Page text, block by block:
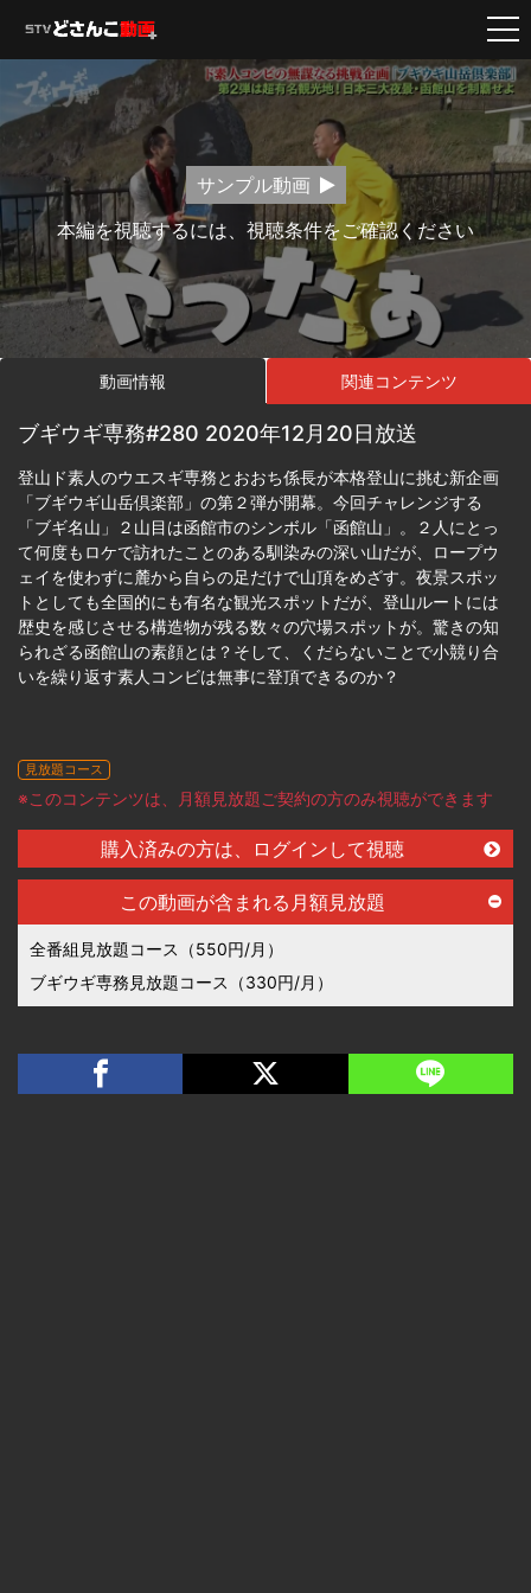
サンプル動画
本編を視聴するには、視聴条件をご確認ください
動画情報 関連コンテンツ
ブギウギ専務#280 2020年12月20日放送
登山ド素人のウエスギ専務とおおち係長が本格登山に挑む新企画
「ブギウギ山岳倶楽部」の第２弾が開幕。今回チャレンジする
「ブギ名山」２山目は函館市のシンボル「函館山」。２人にとっ
て何度もロケで訪れたことのある馴染みの深い山だが、ロープウ
ェイを使わずに麓から自らの足だけで山頂をめざす。夜景スポッ
トとしても全国的にも有名な観光スポットだが、登山ルートには
歴史を感じさせる構造物が残る数々の穴場スポットが。驚きの知
られざる函館山の素顔とは？そして、くだらないことで小競り合
いを繰り返す素人コンビは無事に登頂できるのか？
見放題コース
※このコンテンツは、月額見放題ご契約の方のみ視聴ができます
購入済みの方は、ログインして視聴
この動画が含まれる月額見放題
全番組見放題コース（550円/月）
ブギウギ専務見放題コース（330円/月）